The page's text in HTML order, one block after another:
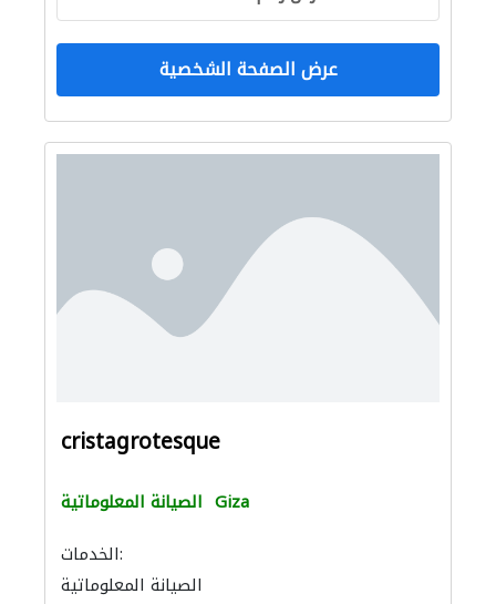
عرض الصفحة الشخصية
cristagrotesque
الصيانة المعلوماتية Giza
الخدمات:
الصيانة المعلوماتية